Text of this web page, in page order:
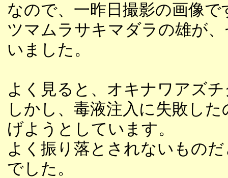
なので、一昨日撮影の画像で
ツマムラサキマダラの雄が
いました。
よく見ると、オキナワアズ
しかし、毒液注入に失敗し
げようとしています。
よく振り落とされないもの
でした。